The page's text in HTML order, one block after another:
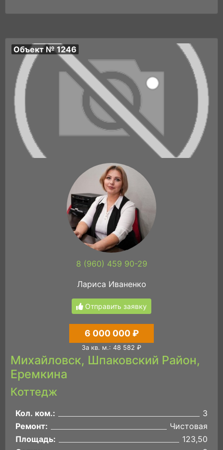
Объект № 1246
8 (960) 459 90-29
Лариса Иваненко
Отправить заявку
6 000 000 ₽
За кв. м.: 48 582 ₽
Михайловск, Шпаковский Район,
Еремкина
Коттедж
Кол. ком.:
3
Ремонт:
Чистовая
Площадь:
123,50